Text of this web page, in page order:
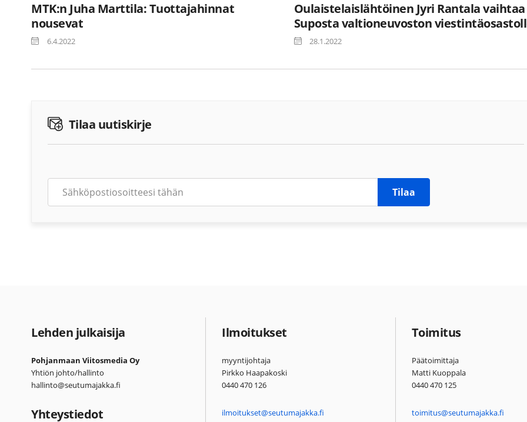
MTK:n Juha Marttila: Tuottajahinnat
nousevat
6.4.2022
Oulaistelaislähtöinen Jyri Rantala vaihtaa
Suposta valtioneuvoston
28.1.2022
Tilaa uutiskirje
Tilaa
Lehden julkaisija
Pohjanmaan Viitosmedia Oy
Yhtiön johto/hallinto
hallinto@seutumajakka.fi
Yhteystiedot
Ilmoitukset
myyntijohtaja
Pirkko Haapakoski
0440 470 126
ilmoitukset@seutumajakka.fi
Toimitus
Päätoimittaja
Matti Kuoppala
0440 470 125
toimitus@seutumajakka.fi